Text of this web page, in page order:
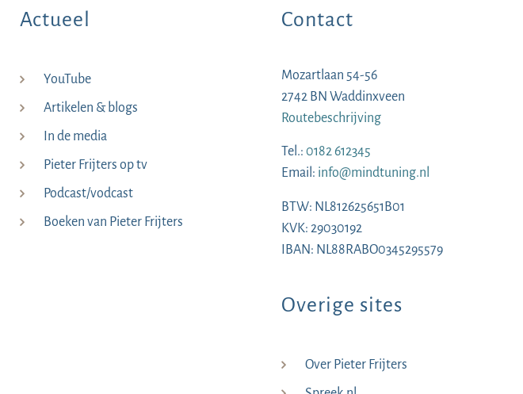
Actueel
YouTube
Artikelen & blogs
In de media
Pieter Frijters op tv
Podcast/vodcast
Boeken van Pieter Frijters
Contact
Mozartlaan 54-56
2742 BN Waddinxveen
Routebeschrijving
Tel.: 0182 612345
Email: info@mindtuning.nl
BTW: NL812625651B01
KVK: 29030192
IBAN: NL88RABO0345295579
Overige sites
Over Pieter Frijters